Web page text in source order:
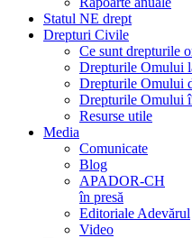
Statul NE drept
Drepturi Civile
Ce sunt drepturile
Drepturile Omului
Drepturile Omului
Drepturile Omului
Resurse utile
Media
Comunicate
Blog
APADOR-CH
în presă
Editoriale Adevărul
Video